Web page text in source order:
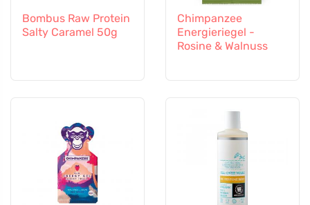
Bombus Raw Protein
Salty Caramel 50g
Chimpanzee
Energieriegel -
Rosine & Walnuss